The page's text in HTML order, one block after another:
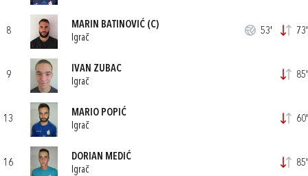
8
MARIN BATINOVIĆ (C)
Igrač
53' 73'
9
IVAN ZUBAC
Igrač
85'
13
MARIO POPIĆ
Igrač
60'
16
DORIAN MEDIĆ
Igrač
85'